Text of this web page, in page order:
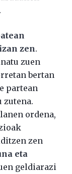
zen.
zuen
bertan
partean
zutena.
ordena,
zen
eta
geldiarazi